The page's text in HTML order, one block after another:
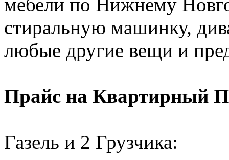
стиральную машинку,
любые другие вещи и
Прайс на Квартирный
Газель и 2 Грузчика: